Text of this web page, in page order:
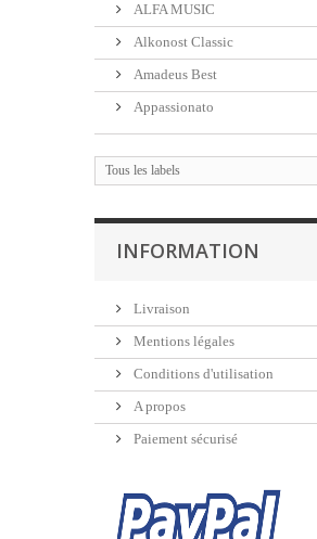
ALFA MUSIC
Alkonost Classic
Amadeus Best
Appassionato
Tous les labels
INFORMATION
Livraison
Mentions légales
Conditions d'utilisation
A propos
Paiement sécurisé